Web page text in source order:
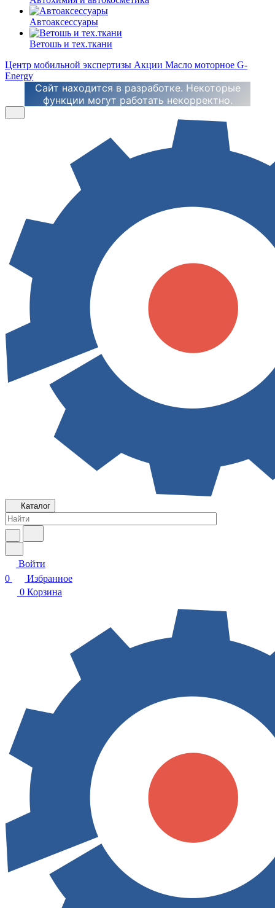
Автоаксессуары
Ветошь и тех.ткани
Центр мобильной экспертизы Акции Масло моторное G-
Energy
Сайт находится в разработке. Некоторые
функции могут работать некорректно.
Каталог
Войти
0
Избранное
0 Корзина